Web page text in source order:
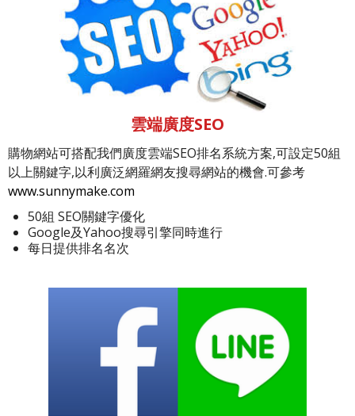
雲端廣度SEO
購物網站可搭配我們廣度雲端SEO排名系統方案,可設定50組
以上關鍵字,以利廣泛網羅網友搜尋網站的機會.可參考
www.sunnymake.com
50組 SEO關鍵字優化
Google及Yahoo搜尋引擎同時進行
每日提供排名名次